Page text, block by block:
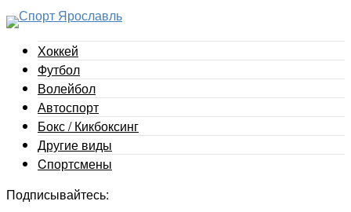
Хоккей
Футбол
Волейбол
Автоспорт
Бокс / Кикбоксинг
Другие виды
Cпортсмены
Подписывайтесь: